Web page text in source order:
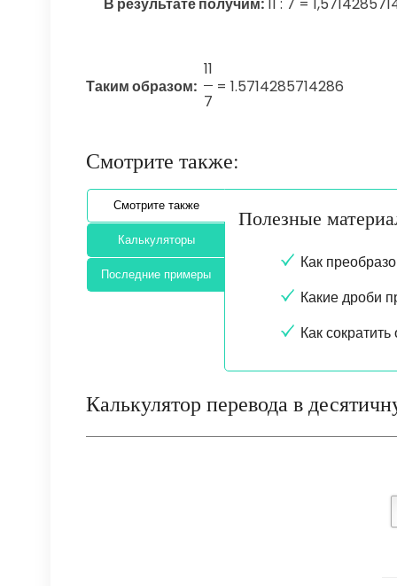
В результате получим:11 : 7 =
Таким образом:
11
7
= 1.5714285714286
Смотрите также:
Смотрите также
Калькуляторы
Последние примеры
Полезные
Как
Какие дроби
Как
Калькулятор перевода в